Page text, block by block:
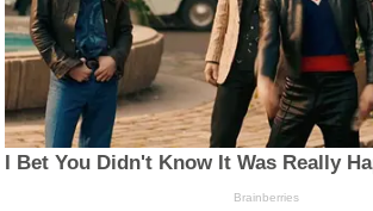
I Bet You Didn't Know It Was Really
Brainberries